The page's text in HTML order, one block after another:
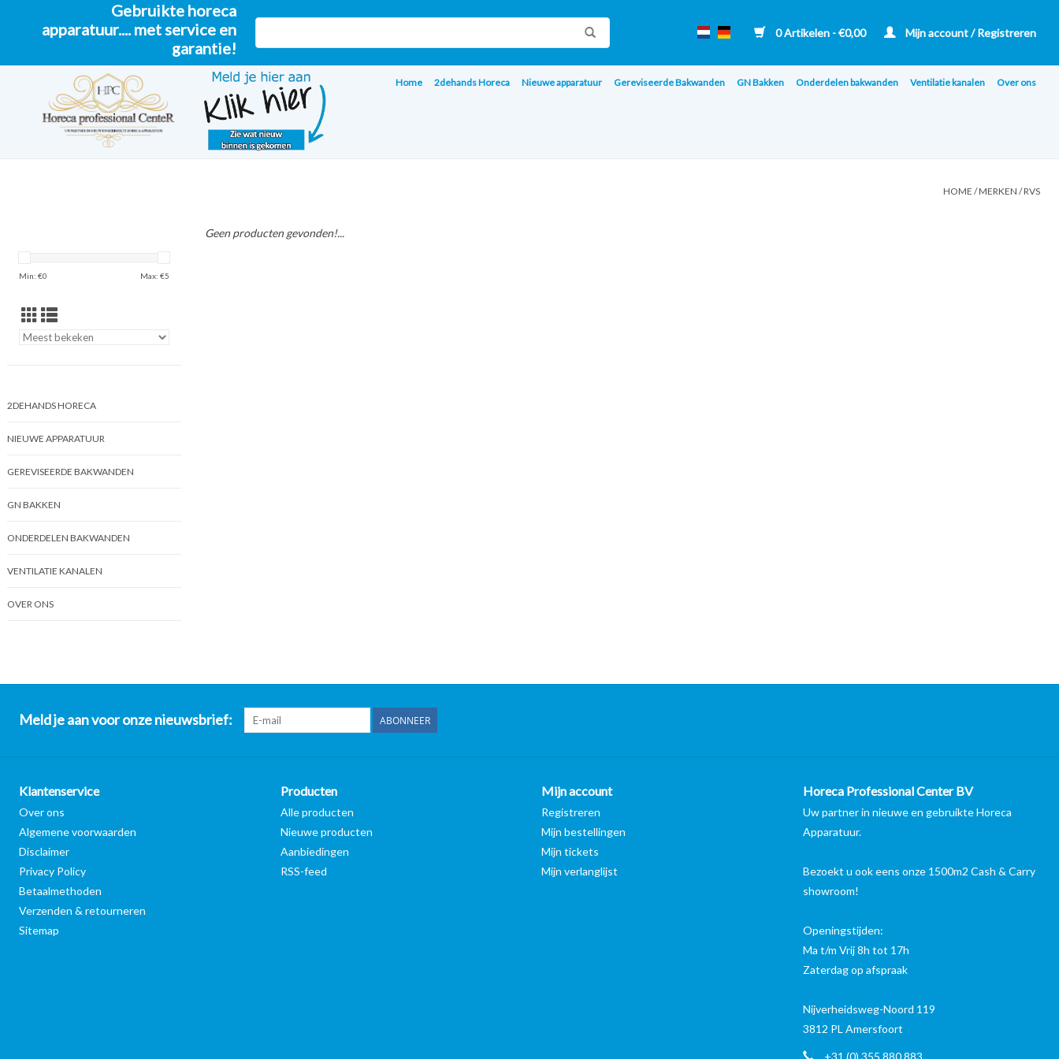
Gebruikte horeca
apparatuur.... met service en
garantie!
0 Artikelen - €0,00 Mijn account / Registreren
Home 2dehands Horeca Nieuwe apparatuur Gereviseerde Bakwanden GN Bakken Onderdelen bakwanden Ventilatie kanalen Over ons
HOME /MERKEN /RVS
Min: €0 Max: €5
2DEHANDS HORECA
NIEUWE APPARATUUR
GEREVISEERDE BAKWANDEN
GN BAKKEN
ONDERDELEN BAKWANDEN
VENTILATIE KANALEN
OVER ONS
Geen producten gevonden!...
Meld je aan voor onze nieuwsbrief: ABONNEER
Klantenservice
Over ons
Algemene voorwaarden
Disclaimer
Privacy Policy
Betaalmethoden
Verzenden & retourneren
Sitemap
Producten
Alle producten
Nieuwe producten
Aanbiedingen
RSS-feed
Mijn account
Registreren
Mijn bestellingen
Mijn tickets
Mijn verlanglijst
Horeca Professional Center BV
Uw partner in nieuwe en gebruikte Horeca
Apparatuur.
Bezoekt u ook eens onze 1500m2 Cash & Carry
showroom!
Openingstijden:
Ma t/m Vrij 8h tot 17h
Zaterdag op afspraak
Nijverheidsweg-Noord 119
3812 PL Amersfoort